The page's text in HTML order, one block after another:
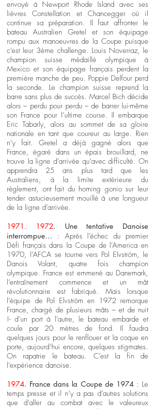
envoyé à Newport Rhode Island avec ses
lièvres Constellation et Chancegger où il
continue sa préparation. Il faut affronter le
bateau Australien Gretel et son équipage
rompu aux manoeuvres de la Coupe puisque
c’est leur 3ème challenge. Louis Noverraz, le
champion suisse médaillé olympique à
Mexico et son équipage français perdent la
première manche de peu. Poppie Delfour perd
la seconde. Le champion suisse reprend la
barre sans plus de succès. Marcel Bich décide
alors – perdu pour perdu – de barrer lui-même
son France pour l’ultime course. Il embarque
Eric Tabarly, alors au sommet de sa gloire
nationale en tant que coureur au large. Rien
n’y fait. Gretel a déjà gagné alors que
France, égaré dans un épais brouillard, ne
trouve la ligne d’arrivée qu’avec difficulté. On
apprendra 25 ans plus tard que les
Australiens, à la limite extérieure du
règlement, ont fait du homing gonio sur leur
tender astucieusement mouillé à une longueur
de la ligne d’arrivée.
1971. 1972. Une tentative Danoise
interrompue… : Après l’échec du premier
Défi français dans la Coupe de l’America en
1970, l’AFCA se tourne vers Pol Elvström, le
Danois Volant, quatre fois champion
olympique. France est emmené au Danemark,
l’entraînement commence et un mât
révolutionnaire est fabriqué. Mais lorsque
l’équipe de Pol Elvström en 1972 remorque
France, chargé de plusieurs mâts – et de nuit
!- d’un port à l’autre, le bateau embarde et
coule par 20 mètres de fond. Il faudra
quelques jours pour le renflouer et la coque en
porte, aujourd’hui encore, quelques stigmates.
On rapatrie le bateau. C’est la fin de
l’expérience danoise.
1974. France dans la Coupe de 1974: Le
temps presse et il n’y a pas d’autres solutions
que d’aller au combat avec le valeureux